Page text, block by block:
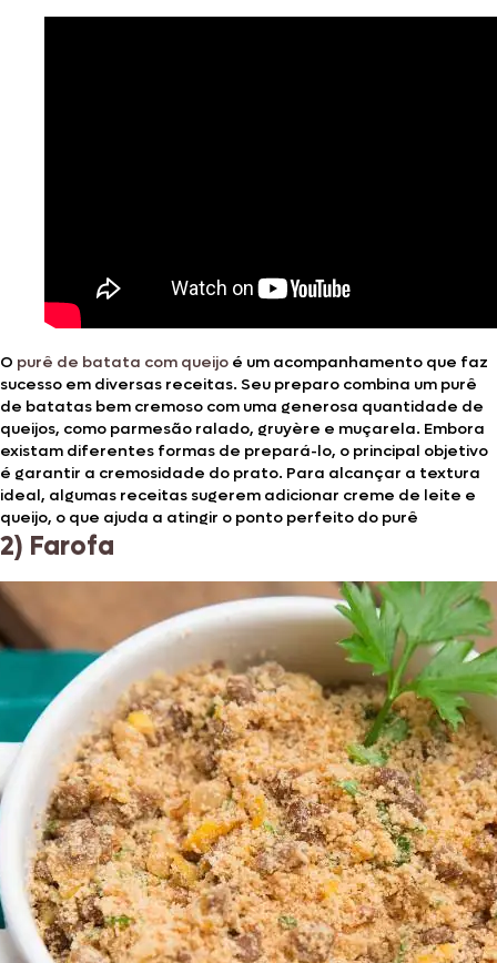
O purê de batata com queijo é um acompanhamento que faz
sucesso em diversas receitas. Seu preparo combina um purê
de batatas bem cremoso com uma generosa quantidade de
queijos, como parmesão ralado, gruyère e muçarela. Embora
existam diferentes formas de prepará-lo, o principal objetivo
é garantir a cremosidade do prato. Para alcançar a textura
ideal, algumas receitas sugerem adicionar creme de leite e
queijo, o que ajuda a atingir o ponto perfeito do purê
2) Farofa